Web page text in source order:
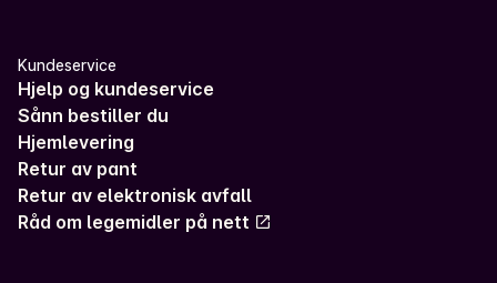
Kundeservice
Hjelp og kundeservice
Sånn bestiller du
Hjemlevering
Retur av pant
Retur av elektronisk avfall
Råd om legemidler på nett